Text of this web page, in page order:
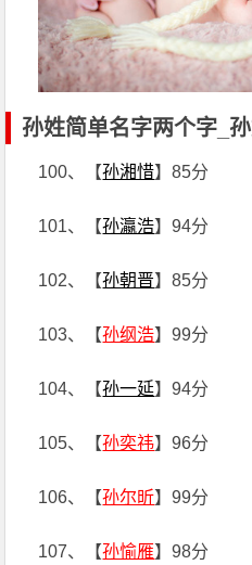
孙姓简单名字两个字_
100、【孙湘惜】85分
101、【孙瀛浩】94分
102、【孙朝晋】85分
103、【孙纲浩】99分
104、【孙一延】94分
105、【孙奕祎】96分
106、【孙尔昕】99分
107、【孙愉雁】98分